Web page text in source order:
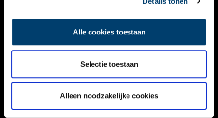
Alle cookies toestaan
Selectie toestaan
Alleen noodzakelijke cookies
ACTIVITEITEN
NIEUWSBRIEF